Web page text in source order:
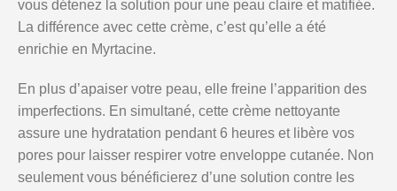
vous détenez la solution pour une peau claire et matifiée.
La différence avec cette crème, c’est qu’elle a été
enrichie en Myrtacine.
En plus d’apaiser votre peau, elle freine l’apparition des
imperfections. En simultané, cette crème nettoyante
assure une hydratation pendant 6 heures et libère vos
pores pour laisser respirer votre enveloppe cutanée. Non
seulement vous bénéficierez d’une solution contre les